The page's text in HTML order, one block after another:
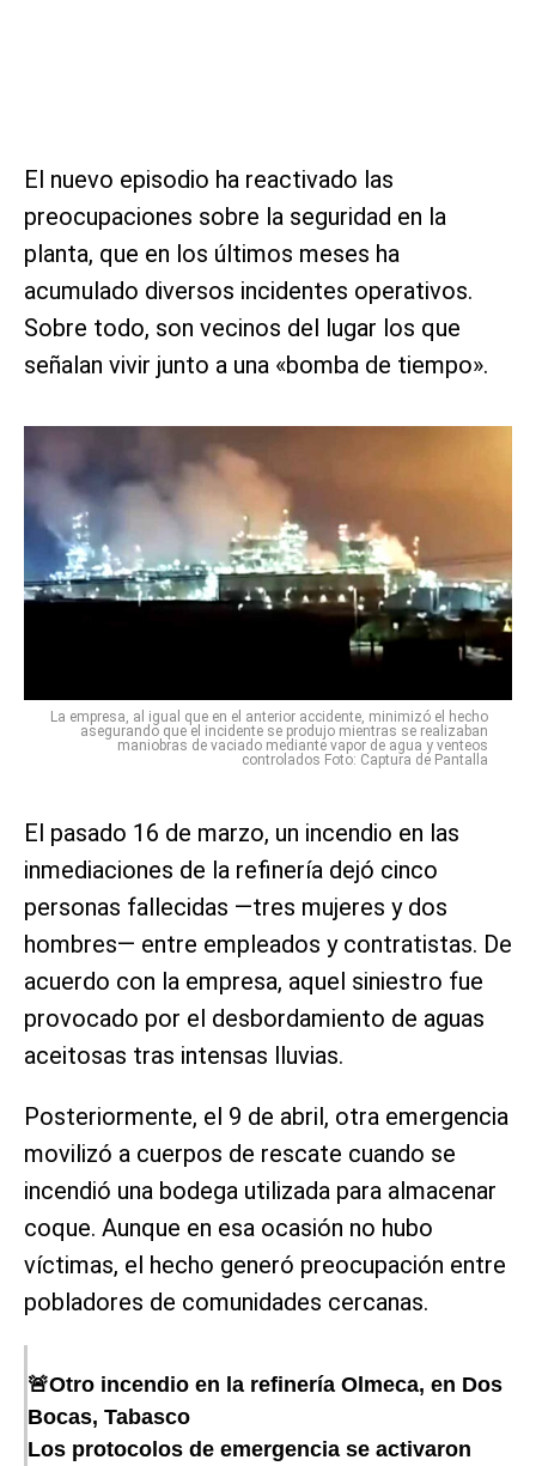
El nuevo episodio ha reactivado las
preocupaciones sobre la seguridad en la
planta, que en los últimos meses ha
acumulado diversos incidentes operativos.
Sobre todo, son vecinos del lugar los que
señalan vivir junto a una «bomba de tiempo».
La empresa, al igual que en el anterior accidente, minimizó el hecho
asegurando que el incidente se produjo mientras se realizaban
maniobras de vaciado mediante vapor de agua y venteos
controlados Foto: Captura de Pantalla
El pasado 16 de marzo, un incendio en las
inmediaciones de la refinería dejó cinco
personas fallecidas —tres mujeres y dos
hombres— entre empleados y contratistas. De
acuerdo con la empresa, aquel siniestro fue
provocado por el desbordamiento de aguas
aceitosas tras intensas lluvias.
Posteriormente, el 9 de abril, otra emergencia
movilizó a cuerpos de rescate cuando se
incendió una bodega utilizada para almacenar
coque. Aunque en esa ocasión no hubo
víctimas, el hecho generó preocupación entre
pobladores de comunidades cercanas.
🚨Otro incendio en la refinería Olmeca, en Dos
Bocas, Tabasco
Los protocolos de emergencia se activaron